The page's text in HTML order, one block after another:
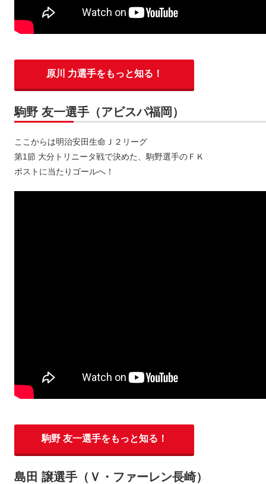
原川 力選手をもっと知る！
駒野 友一選手（アビスパ福岡）
ここからは明治安田生命Ｊ２リーグ
第1節 大分トリニータ戦で決めた、駒野選手のＦＫ
ポストに当たりゴールへ！
駒野 友一選手をもっと知る！
島田 譲選手（Ｖ・ファーレン長崎）